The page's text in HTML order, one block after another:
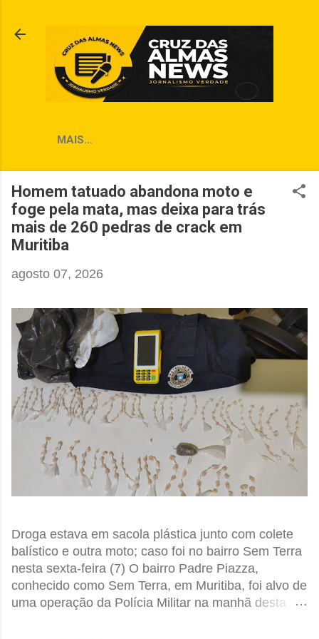
MAIS…
Homem tatuado abandona moto e
foge pela mata, mas deixa para trás
mais de 260 pedras de crack em
Muritiba
agosto 07, 2026
Droga estava em sacola plástica junto com colete
balístico e outra moto; caso foi no bairro Sem Terra
nesta sexta-feira (7) O bairro Padre Piazza,
conhecido como Sem Terra, em Muritiba, foi alvo de
uma operação da Polícia Militar na manhã desta